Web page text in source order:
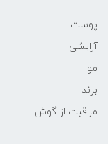
پوست
آرایشی
مو
برند
مراقبت از گوش